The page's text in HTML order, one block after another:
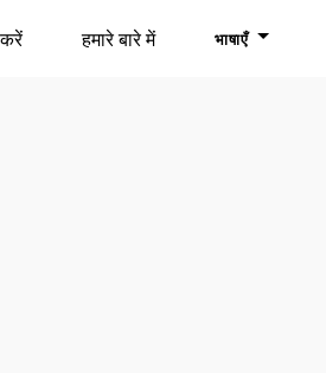
हमारे बारे में भाषाएँ